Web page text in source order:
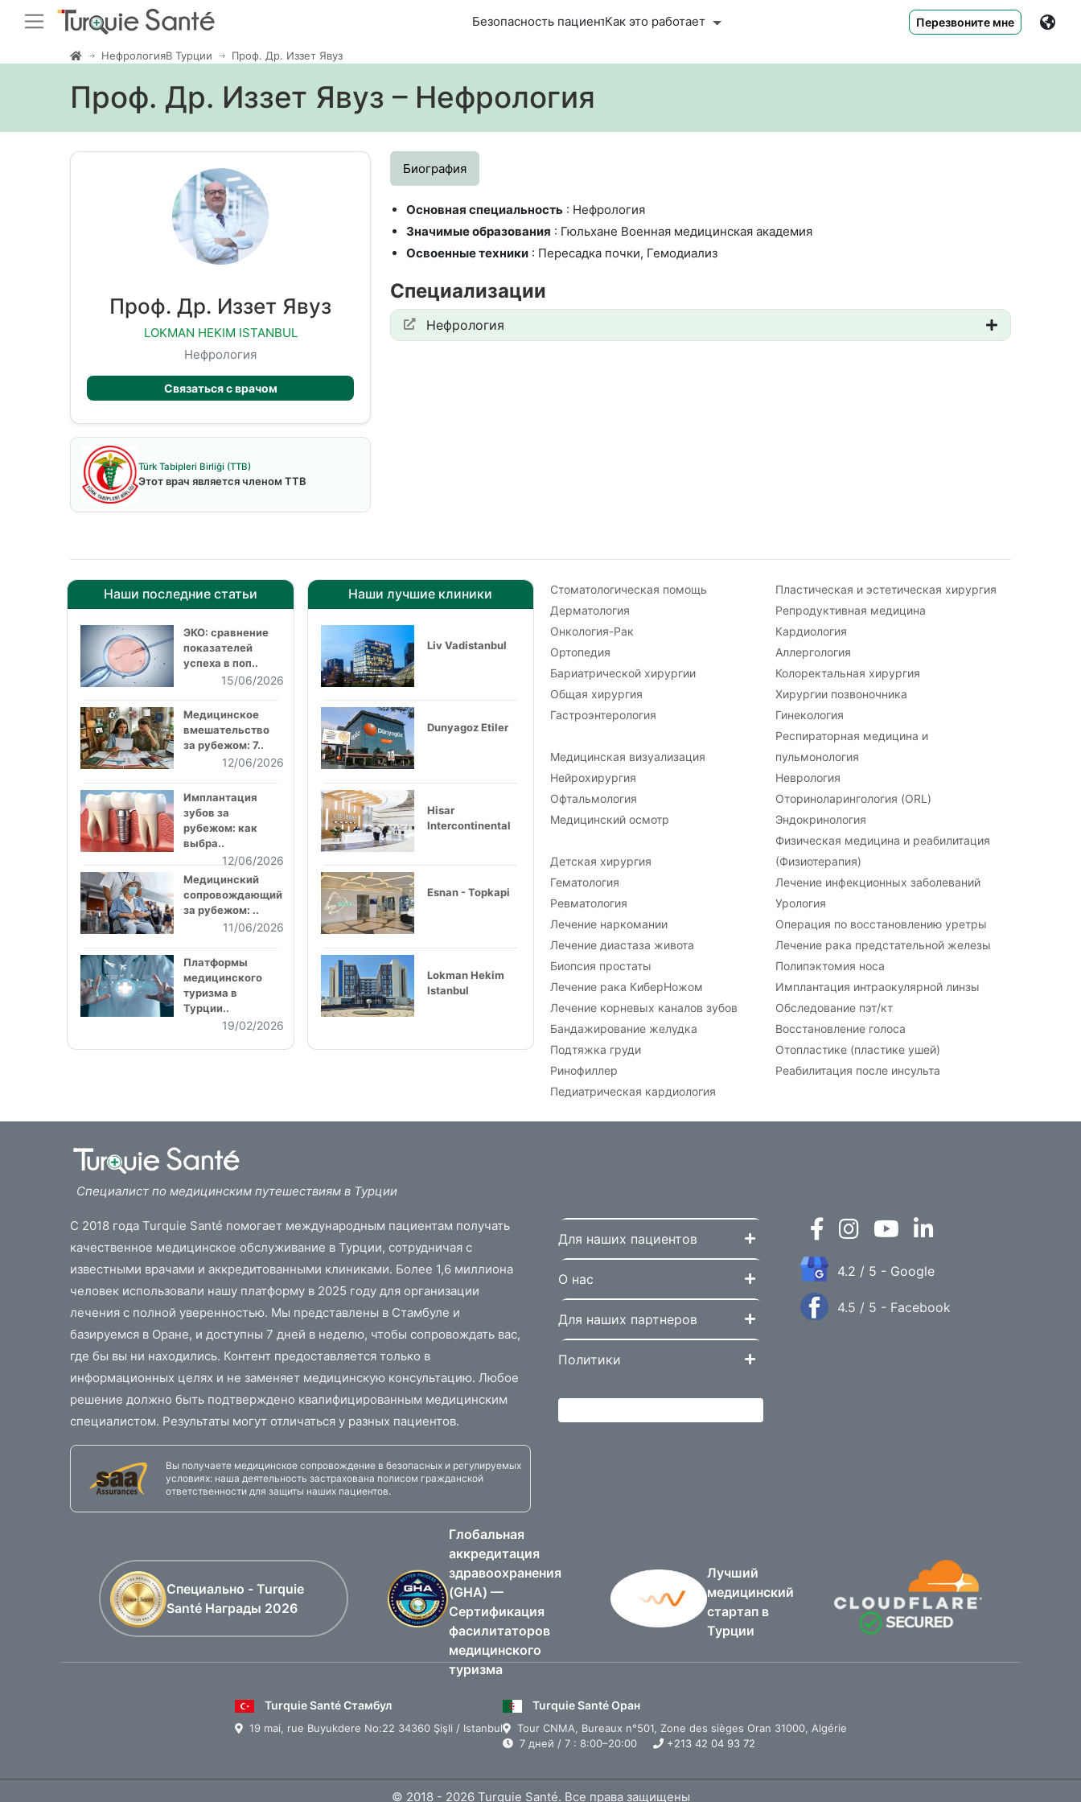
Безопасность пациентаКак это работает Перезвоните мне
НефрологияВ Турции Проф. Др. Иззет Явуз
Проф. Др. Иззет Явуз – Нефрология
Проф. Др. Иззет Явуз
LOKMAN HEKIM ISTANBUL
Нефрология
Связаться с врачом
Türk Tabipleri Birliği (TTB)
Этот врач является членом TTB
Биография
Основная специальность : Нефрология
Значимые образования : Гюльхане Военная медицинская академия
Освоенные техники : Пересадка почки, Гемодиализ
Специализации
Нефрология
Наши последние статьи
ЭКО: сравнение
показателей
успеха в поп..
15/06/2026
Медицинское
вмешательство
за рубежом: 7..
12/06/2026
Имплантация
зубов за
рубежом: как
выбра..
12/06/2026
Медицинский
сопровождающий
за рубежом: ..
11/06/2026
Платформы
медицинского
туризма в
Турции..
19/02/2026
Наши лучшие клиники
Liv Vadistanbul
Dunyagoz Etiler
Hisar
Intercontinental
Esnan - Topkapi
Lokman Hekim
Istanbul
Стоматологическая помощь
Пластическая и эстетическая хирургия
Дерматология
Репродуктивная медицина
Онкология-Рак
Кардиология
Ортопедия
Аллергология
Бариатрической хирургии
Колоректальная хирургия
Общая хирургия
Хирургии позвоночника
Гастроэнтерология
Гинекология
Медицинская визуализация
Респираторная медицина и
пульмонология
Нейрохирургия
Неврология
Офтальмология
Оториноларингология (ORL)
Медицинский осмотр
Эндокринология
Детская хирургия
Физическая медицина и реабилитация
(Физиотерапия)
Гематология
Лечение инфекционных заболеваний
Ревматология
Урология
Лечение наркомании
Операция по восстановлению уретры
Лечение диастаза живота
Лечение рака предстательной железы
Биопсия простаты
Полипэктомия носа
Лечение рака КиберНожом
Имплантация интраокулярной линзы
Лечение корневых каналов зубов
Обследование пэт/кт
Бандажирование желудка
Восстановление голоса
Подтяжка груди
Отопластике (пластике ушей)
Ринофиллер
Реабилитация после инсульта
Педиатрическая кардиология
Специалист по медицинским путешествиям в Турции
С 2018 года Turquie Santé помогает международным пациентам получать
качественное медицинское обслуживание в Турции, сотрудничая с
известными врачами и аккредитованными клиниками. Более 1,6 миллиона
человек использовали нашу платформу в 2025 году для организации
лечения с полной уверенностью. Мы представлены в Стамбуле и
базируемся в Оране, и доступны 7 дней в неделю, чтобы сопровождать вас,
где бы вы ни находились. Контент предоставляется только в
информационных целях и не заменяет медицинскую консультацию. Любое
решение должно быть подтверждено квалифицированным медицинским
специалистом. Результаты могут отличаться у разных пациентов.
Вы получаете медицинское сопровождение в безопасных и регулируемых
условиях: наша деятельность застрахована полисом гражданской
ответственности для защиты наших пациентов.
Для наших пациентов
О нас
Для наших партнеров
Политики
4.2 / 5 - Google
4.5 / 5 - Facebook
Специально - Turquie
Santé Награды 2026
Глобальная
аккредитация
здравоохранения
(GHA) —
Сертификация
фасилитаторов
медицинского
туризма
Лучший
медицинский
стартап в
Турции
Turquie Santé Стамбул
19 mai, rue Buyukdere No:22 34360 Şişli / Istanbul
Turquie Santé Оран
Tour CNMA, Bureaux n°501, Zone des sièges Oran 31000, Algérie
7 дней / 7 : 8:00–20:00
+213 42 04 93 72
© 2018 - 2026 Turquie Santé. Все права защищены